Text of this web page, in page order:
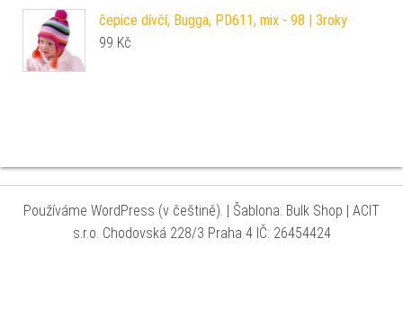
čepice dívčí, Bugga, PD611, mix - 98 | 3roky
99 Kč
Používáme WordPress (v češtině). | Šablona: Bulk Shop | ACIT
s.r.o. Chodovská 228/3 Praha 4 IČ: 26454424